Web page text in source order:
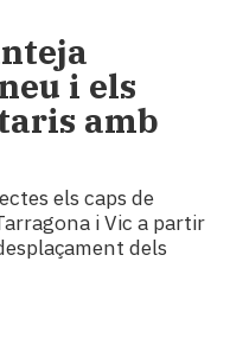
i els
amb
els caps de
i Vic a partir
dels